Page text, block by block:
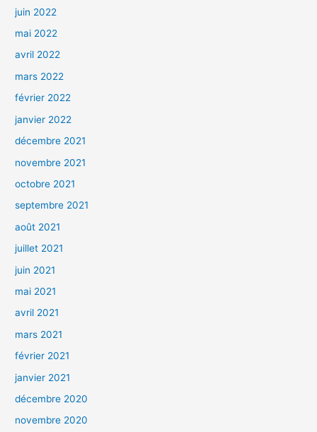
juin 2022
mai 2022
avril 2022
mars 2022
février 2022
janvier 2022
décembre 2021
novembre 2021
octobre 2021
septembre 2021
août 2021
juillet 2021
juin 2021
mai 2021
avril 2021
mars 2021
février 2021
janvier 2021
décembre 2020
novembre 2020